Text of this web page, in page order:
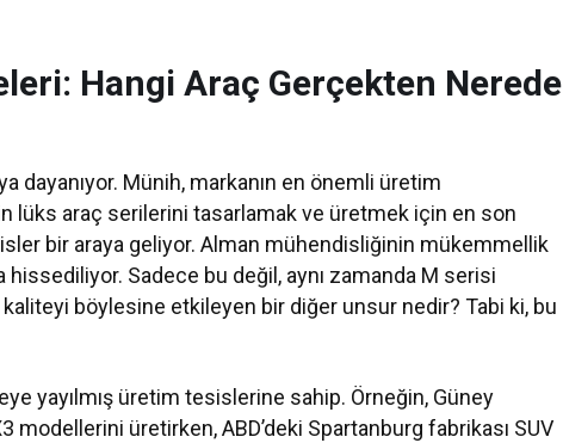
Hangi Araç Gerçekten Nerede
dayanıyor. Münih, markanın en önemli üretim
lüks araç serilerini tasarlamak ve üretmek için en son
bir araya geliyor. Alman mühendisliğinin mükemmellik
hissediliyor. Sadece bu değil, aynı zamanda M serisi
kaliteyi böylesine etkileyen bir diğer unsur nedir? Tabi ki, bu
yayılmış üretim tesislerine sahip. Örneğin, Güney
modellerini üretirken, ABD’deki Spartanburg fabrikası SUV